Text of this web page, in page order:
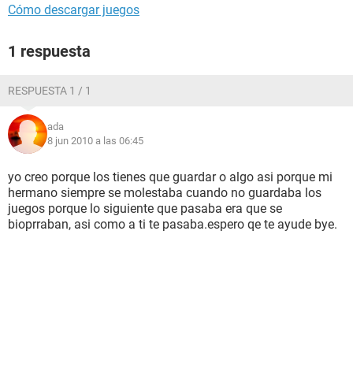
Cómo descargar juegos
1 respuesta
RESPUESTA 1 / 1
ada
8 jun 2010 a las 06:45
yo creo porque los tienes que guardar o algo asi porque mi
hermano siempre se molestaba cuando no guardaba los
juegos porque lo siguiente que pasaba era que se
bioprraban, asi como a ti te pasaba.espero qe te ayude bye.